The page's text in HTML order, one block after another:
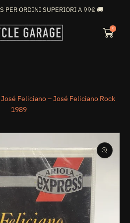
CONTENUTI
PER ORDINI SUPERIORI A 99€ 🚚
0
José Feliciano – José Feliciano Rock
1989